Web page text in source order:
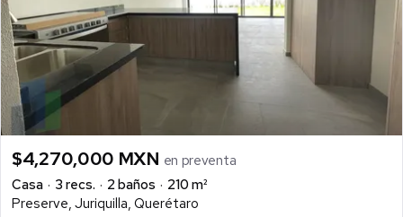
$4,270,000 MXN en preventa
Casa
3 recs. 2 baños
210 m²
Preserve, Juriquilla, Querétaro